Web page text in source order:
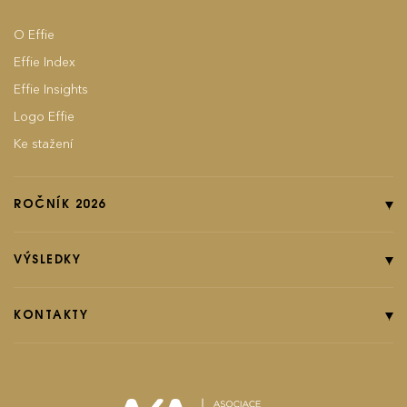
O Effie
Effie Index
Effie Insights
Logo Effie
Ke stažení
ROČNÍK 2026
Pravidla soutěže
Poplatky
VÝSLEDKY
Ročník 2024
KONTAKTY